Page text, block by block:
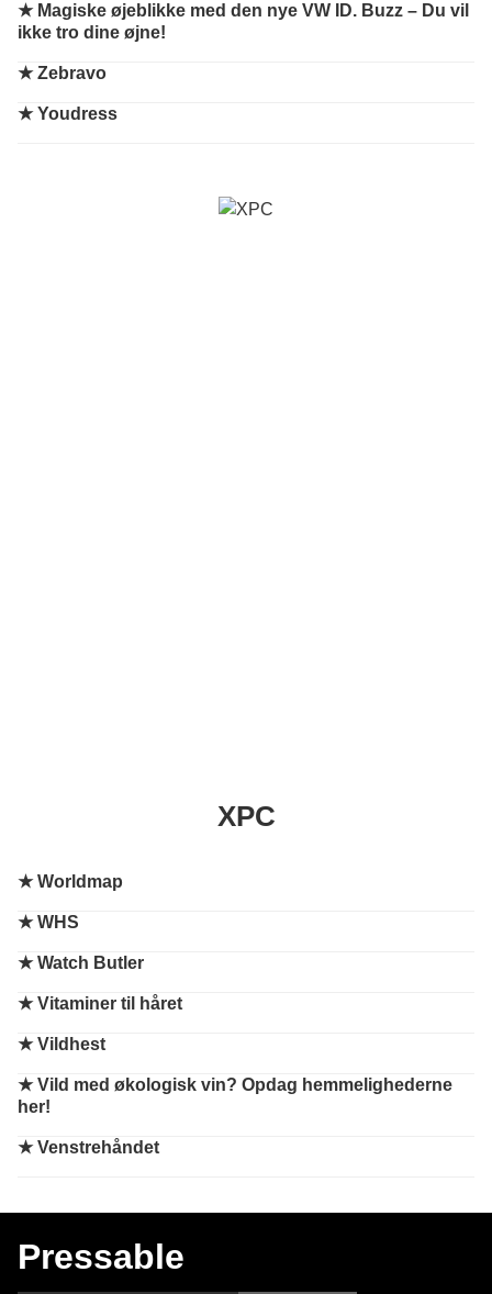
★ Magiske øjeblikke med den nye VW ID. Buzz – Du vil
ikke tro dine øjne!
★Zebravo
★Youdress
XPC
★Worldmap
★WHS
★Watch Butler
★Vitaminer til håret
★Vildhest
★Vild med økologisk vin? Opdag hemmelighederne
her!
★Venstrehåndet
Pressable